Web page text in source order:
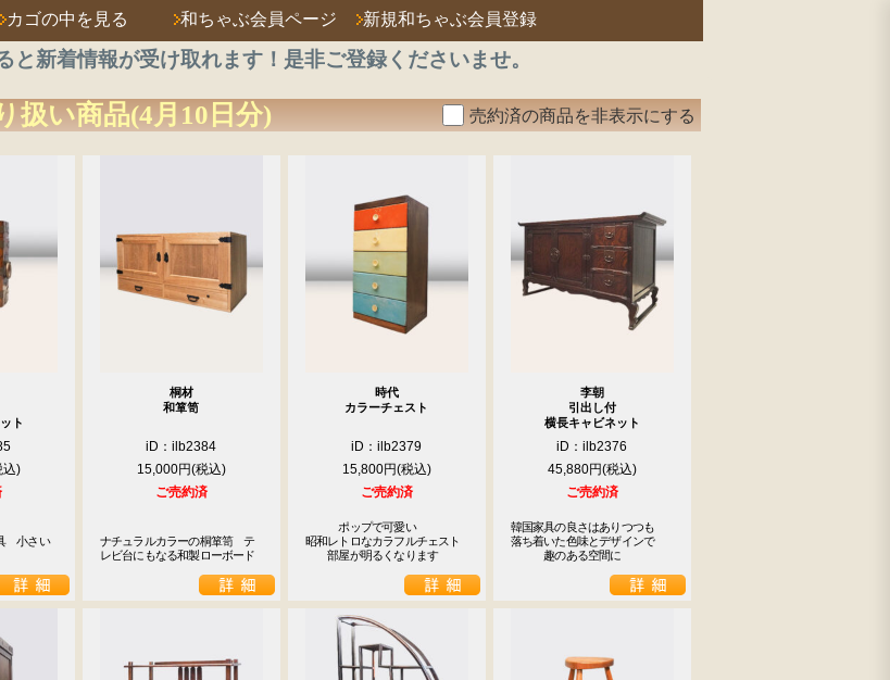
カゴの中を見る 和ちゃぶ会員ページ 新規和ちゃぶ会員登録
と新着情報が受け取れます！是非ご登録くださいませ。
扱い商品(4月10日分) 売約済の商品を非表示にする
ト
　小さい
桐材
和箪笥
iD：ilb2384
15,000円
ご売約済
ナチュラルカラーの桐箪笥　テ
レビ台にもなる和製ローボード
時代
カラーチェスト
iD：ilb2379
15,800円
ご売約済
ポップで可愛い
昭和レトロなカラフルチェスト
部屋が明るくなります
李朝
引出し付
横長キャビネット
iD：ilb2376
45,880円
ご売約済
韓国家具の良さはありつつも
落ち着いた色味とデザインで
趣のある空間に